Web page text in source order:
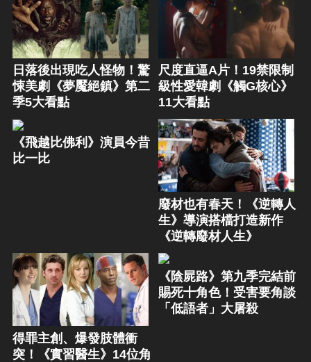
日落後出現吃人怪物！驚
悚美劇《夢魘絕鎮》第二
季5大看點
尺度直逼A片！19禁限制
級性愛韓劇《觸G核心》
11大看點
《飛越比佛利》演員今昔
比一比
廢材也有春天！《逆轉人
生》導演搭檔打造新作
《逆轉廢材人生》
得罪主創、爆發肢體衝
突！《實習醫生》14位角
《陰屍路》第九季完結前
賜死十角色！受害要角談
「低語者」大屠殺